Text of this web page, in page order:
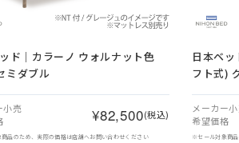
ド｜カラーノ ウォルナット色
ミダブル
小売
¥82,500(税込)
品のため、実際の価格は店舗へお問い合わせください
日本ベ
フト式)
メーカー
希望価格
※セール対象商